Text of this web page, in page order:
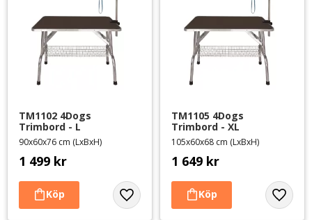
TM1102 4Dogs
Trimbord - L
90x60x76 cm (LxBxH)
1 499 kr
Lägg till i favoriter
TM1105 4Dogs
Trimbord - XL
105x60x68 cm (LxBxH)
1 649 kr
Lägg